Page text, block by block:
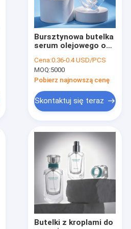
Bursztynowa butelka
serum olejowego o
odpowiednia do
olejków eterycznych,
serum i kosmetyków
do pielęgnacji skóry
Cena:0.36-0.4 USD/PCS
MOQ:5000
Pobierz najnowszą cenę
Skontaktuj się teraz
Butelki z kroplami do